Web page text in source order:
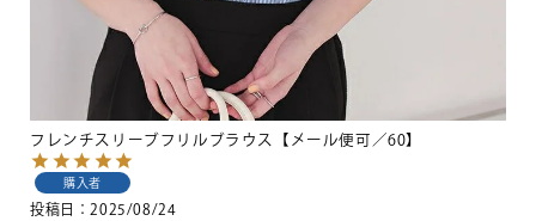
フレンチスリーブフリルブラウス【メール便可／60】
購入者
投稿日 2025/08/24